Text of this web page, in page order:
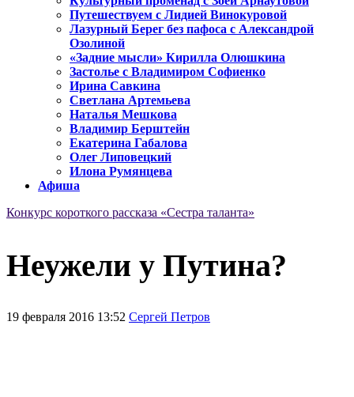
Путешествуем с Лидией Винокуровой
Лазурный Берег без пафоса с Александрой
Озолиной
«Задние мысли» Кирилла Олюшкина
Застолье с Владимиром Софиенко
Ирина Савкина
Светлана Артемьева
Наталья Мешкова
Владимир Берштейн
Екатерина Габалова
Олег Липовецкий
Илона Румянцева
Афиша
Конкурс короткого рассказа «Сестра таланта»
Неужели у Путина?
19 февраля 2016 13:52 Сергей Петров